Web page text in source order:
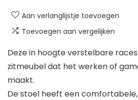
Aan verlanglijstje toevoegen
Toevoegen aan vergelijken
Deze in hoogte verstelbare
zitmeubel dat het werken of
maakt.
De stoel heeft een